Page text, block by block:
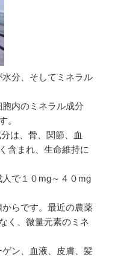
水分、そして ミネラル
胞内のミネラル成分
。
は、骨、関節、血
含まれ、生命維持に
人で１０mg～４０mg
からです。最近の農薬
く、微量元素のミネ
ゲン、血液、皮膚、髪